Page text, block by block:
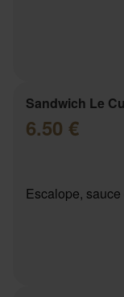
Sandwich Le
6.50 €
Escalope,